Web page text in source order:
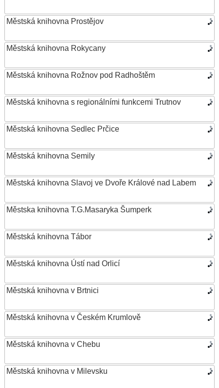
Městská knihovna Prostějov
Městská knihovna Rokycany
Městská knihovna Rožnov pod Radhoštěm
Městská knihovna s regionálními funkcemi Trutnov
Městská knihovna Sedlec Prčice
Městská knihovna Semily
Městská knihovna Slavoj ve Dvoře Králové nad Labem
Městska knihovna T.G.Masaryka Šumperk
Městská knihovna Tábor
Městská knihovna Ústí nad Orlicí
Městská knihovna v Brtnici
Městská knihovna v Českém Krumlově
Městská knihovna v Chebu
Městská knihovna v Milevsku